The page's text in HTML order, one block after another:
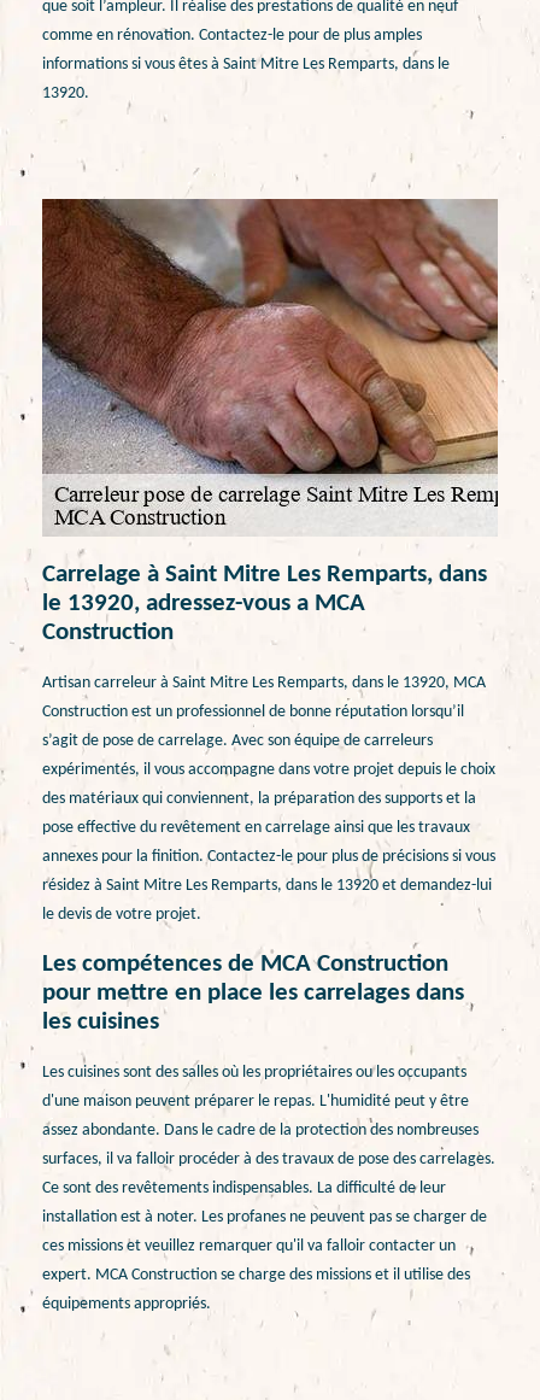
que soit l’ampleur. Il réalise des prestations de qualité en neuf
comme en rénovation. Contactez-le pour de plus amples
informations si vous êtes à Saint Mitre Les Remparts, dans le
13920.
Carrelage à Saint Mitre Les Remparts, dans
le 13920, adressez-vous a MCA
Construction
Artisan carreleur à Saint Mitre Les Remparts, dans le 13920, MCA
Construction est un professionnel de bonne réputation lorsqu’il
s’agit de pose de carrelage. Avec son équipe de carreleurs
expérimentés, il vous accompagne dans votre projet depuis le choix
des matériaux qui conviennent, la préparation des supports et la
pose effective du revêtement en carrelage ainsi que les travaux
annexes pour la finition. Contactez-le pour plus de précisions si vous
résidez à Saint Mitre Les Remparts, dans le 13920 et demandez-lui
le devis de votre projet.
Les compétences de MCA Construction
pour mettre en place les carrelages dans
les cuisines
Les cuisines sont des salles où les propriétaires ou les occupants
d'une maison peuvent préparer le repas. L'humidité peut y être
assez abondante. Dans le cadre de la protection des nombreuses
surfaces, il va falloir procéder à des travaux de pose des carrelages.
Ce sont des revêtements indispensables. La difficulté de leur
installation est à noter. Les profanes ne peuvent pas se charger de
ces missions et veuillez remarquer qu'il va falloir contacter un
expert. MCA Construction se charge des missions et il utilise des
équipements appropriés.